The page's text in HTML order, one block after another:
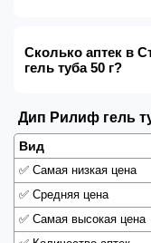
Сколько аптек в
гель туба 50 г?
Дип Рилиф гель
Вид
✅ Самая низкая цена
✅ Средняя цена
✅ Самая высокая цена